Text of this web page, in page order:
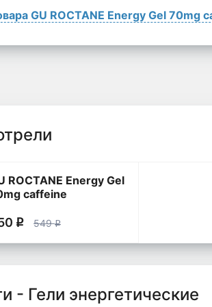
GU ROCTANE Energy Gel 70mg
ROCTANE Energy Gel
caffeine
q 549q
- Гели энергетические